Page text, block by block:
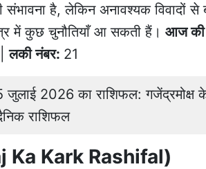
है, लेकिन अनावश्यक विवादों से
में कुछ चुनौतियाँ आ सकती हैं। आज की
|लकी नंबर: 21
जुलाई 2026 का राशिफल: गजेंद्रमोक्ष
राशिफल
Ka Kark Rashifal)